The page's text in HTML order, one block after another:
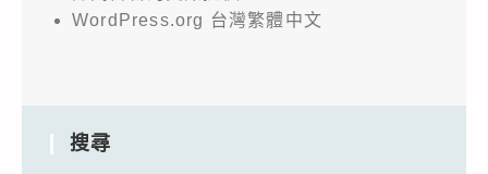
WordPress.org 台灣繁體中文
搜尋